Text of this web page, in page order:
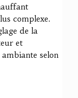
complexe.
de la
et
selon